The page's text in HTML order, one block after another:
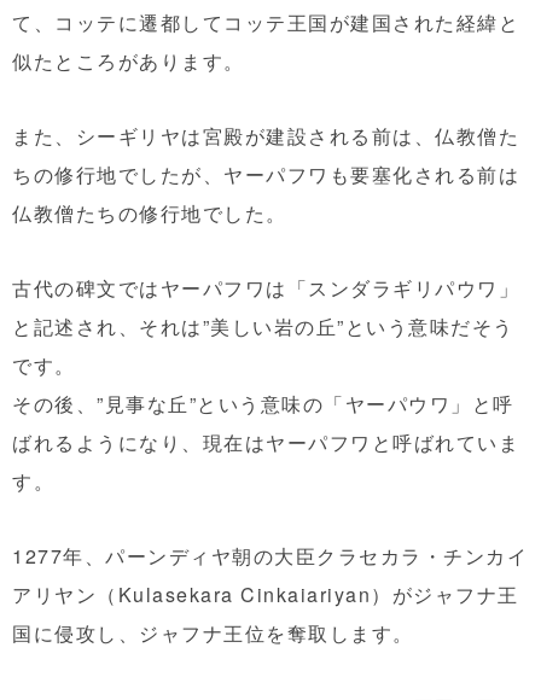
て、コッテに遷都してコッテ王国が建国された経緯と
似たところがあります。
また、シーギリヤは宮殿が建設される前は、仏教僧た
ちの修行地でしたが、ヤーパフワも要塞化される前は
仏教僧たちの修行地でした。
古代の碑文ではヤーパフワは「スンダラギリパウワ」
と記述され、それは”美しい岩の丘”という意味だそう
です。
その後、”見事な丘”という意味の「ヤーパウワ」と呼
ばれるようになり、現在はヤーパフワと呼ばれていま
す。
1277年、パーンディヤ朝の大臣クラセカラ・チンカイ
アリヤン（Kulasekara Cinkaiariyan）がジャフナ王
国に侵攻し、ジャフナ王位を奪取します。